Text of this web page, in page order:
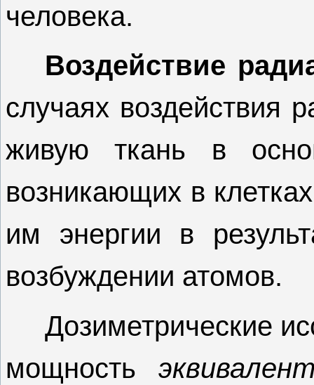
человека.
Воздействие
случаях воздействия
живую ткань в
возникающих в
им энергии в
возбуждении атомов.
Дозиметрические
мощность